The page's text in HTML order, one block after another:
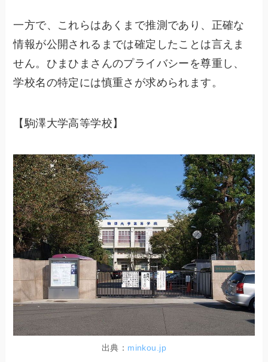
一方で、これらはあくまで推測であり、正確な
情報が公開されるまでは確定したことは言えま
せん。ひまひまさんのプライバシーを尊重し、
学校名の特定には慎重さが求められます。
【駒澤大学高等学校】
出典： minkou.jp